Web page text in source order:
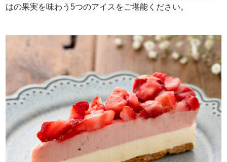
はの果実を味わう5つのアイスをご堪能ください。